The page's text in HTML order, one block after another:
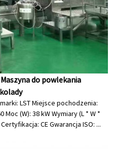
do powlekania
LST Miejsce pochodzenia:
(W): 38 kW Wymiary (L * W *
CE Gwarancja ISO: ...